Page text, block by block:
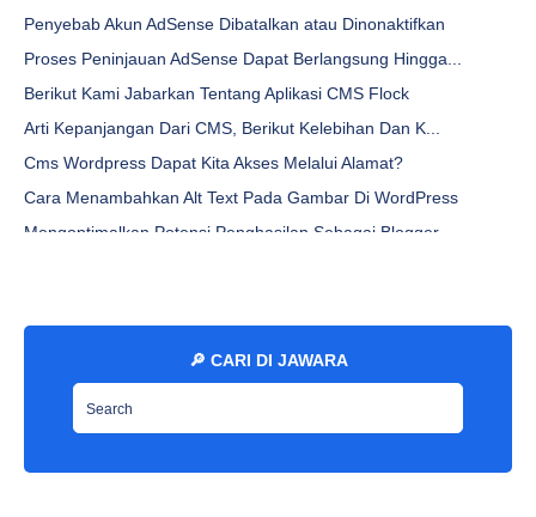
Penyebab Akun AdSense Dibatalkan atau Dinonaktifkan
Proses Peninjauan AdSense Dapat Berlangsung Hingga...
Berikut Kami Jabarkan Tentang Aplikasi CMS Flock
Arti Kepanjangan Dari CMS, Berikut Kelebihan Dan K...
Cms Wordpress Dapat Kita Akses Melalui Alamat?
Cara Menambahkan Alt Text Pada Gambar Di WordPress
Mengoptimalkan Potensi Penghasilan Sebagai Blogger...
Berapa Penghasilan Blogger Pemula? Cukup 3 Artikel...
Panduan Lengkap Hasilkan Uang Dengan Google AdSens...
Membangun Pendapatan Pasif Dengan Google AdSense D...
Jumlah Penghasilan Yang Dapat Diperoleh Dari Googl...
Strategi Mengoptimalkan Pendapatan Blog Dengan Goo...
🔎 CARI DI JAWARA